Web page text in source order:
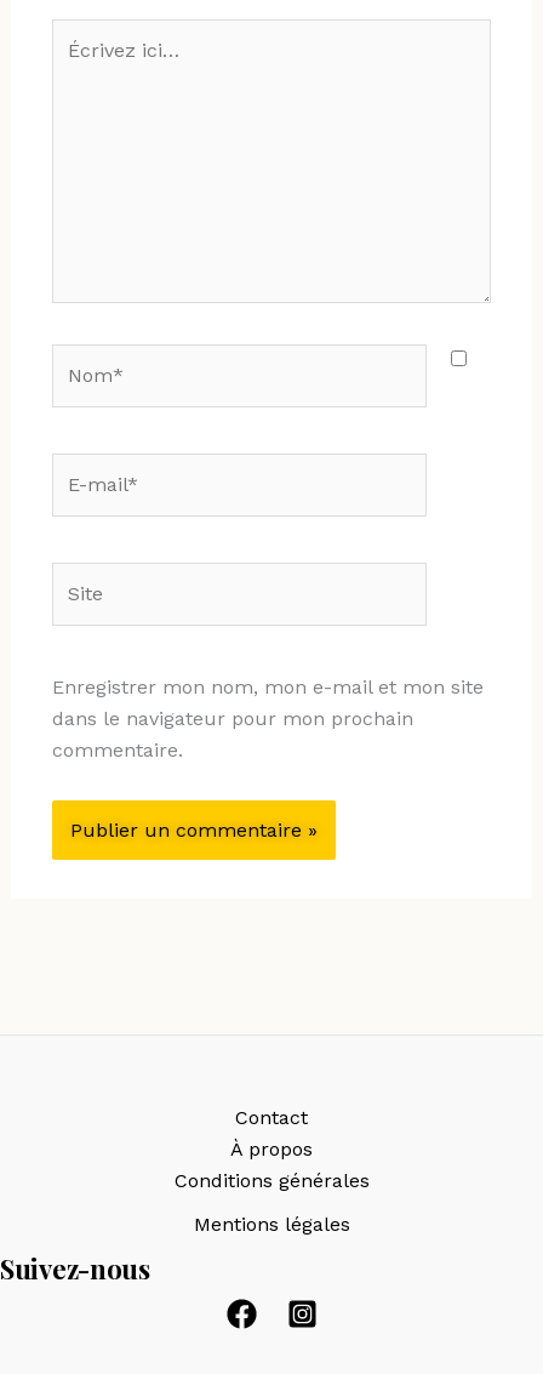
Enregistrer mon nom, mon e-mail et mon site
dans le navigateur pour mon prochain
commentaire.
Contact
À propos
Conditions générales
Mentions légales
Suivez-nous